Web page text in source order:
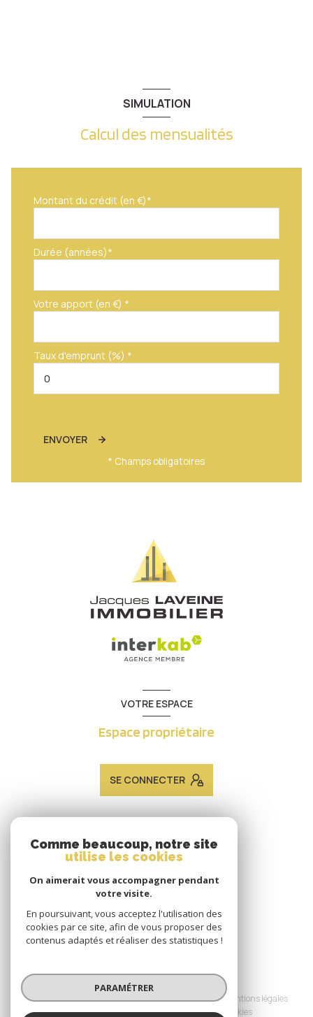
SIMULATION
Calcul des mensualités
Montant du crédit (en €)*
Durée (années)*
Votre apport (en €) *
Taux d'emprunt (%) *
ENVOYER
* Champs obligatoires
VOTRE ESPACE
Espace propriétaire
SE CONNECTER
ADHÉRENTS
Nous adhérons
Nos honoraires
Nos partenaires
Mentions légales
Admin
Politique RGPD Cookies
Comme beaucoup, notre site
utilise les cookies
On aimerait vous accompagner pendant
votre visite.
En poursuivant, vous acceptez l'utilisation des
cookies par ce site, afin de vous proposer des
contenus adaptés et réaliser des statistiques !
PARAMÉTRER